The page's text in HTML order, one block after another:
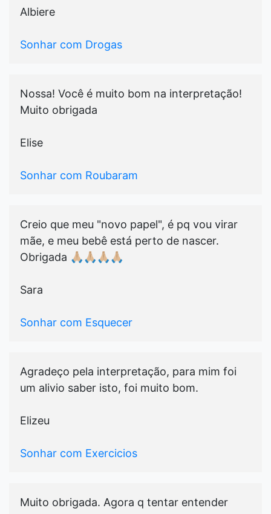
Albiere
Sonhar com Drogas
Nossa! Você é muito bom na interpretação!
Muito obrigada
Elise
Sonhar com Roubaram
Creio que meu "novo papel", é pq vou virar
mãe, e meu bebê está perto de nascer.
Obrigada 🙏🏼🙏🏼🙏🏼🙏🏼
Sara
Sonhar com Esquecer
Agradeço pela interpretação, para mim foi
um alivio saber isto, foi muito bom.
Elizeu
Sonhar com Exercicios
Muito obrigada. Agora q tentar entender